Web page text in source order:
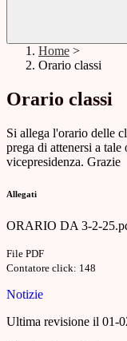
Home >
Orario classi
Orario classi
Si allega l'orario delle
prega di attenersi a
vicepresidenza. Grazie
Allegati
ORARIO DA 3-2-
File PDF
Contatore click: 148
Notizie
Ultima revisione il 01-